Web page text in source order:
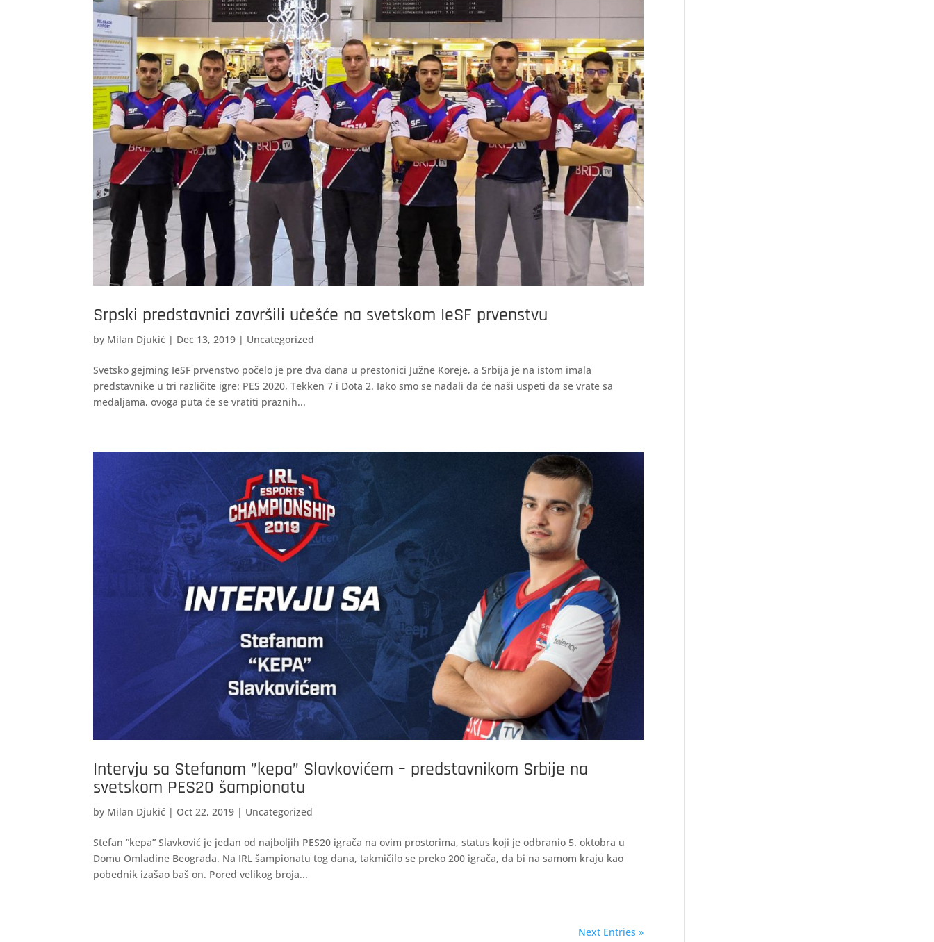
Srpski predstavnici završili učešće na svetskom IeSF prvenstvu
by Milan Djukić | Dec 13, 2019 | Uncategorized
Svetsko gejming IeSF prvenstvo počelo je pre dva dana u prestonici Južne Koreje, a Srbija je na istom imala
predstavnike u tri različite igre: PES 2020, Tekken 7 i Dota 2. Iako smo se nadali da će naši uspeti da se vrate sa
medaljama, ovoga puta će se vratiti praznih...
Intervju sa Stefanom ”kepa” Slavkovićem – predstavnikom Srbije na
svetskom PES20 šampionatu
by Milan Djukić | Oct 22, 2019 | Uncategorized
Stefan ”kepa” Slavković je jedan od najboljih PES20 igrača na ovim prostorima, status koji je odbranio 5. oktobra u
Domu Omladine Beograda. Na IRL šampionatu tog dana, takmičilo se preko 200 igrača, da bi na samom kraju kao
pobednik izašao baš on. Pored velikog broja...
Next Entries »